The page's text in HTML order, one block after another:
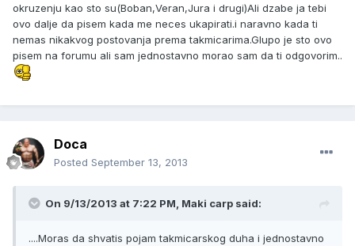
okruzenju kao sto su(Boban,Veran,Jura i drugi)Ali dzabe ja tebi
ovo dalje da pisem kada me neces ukapirati.i naravno kada ti
nemas nikakvog postovanja prema takmicarima.Glupo je sto ovo
pisem na forumu ali sam jednostavno morao sam da ti odgovorim..
Doca
Posted September 13, 2013
On 9/13/2013 at 7:22 PM, Maki carp said:
....Moras da shvatis pojam takmicarskog duha i jednostavno